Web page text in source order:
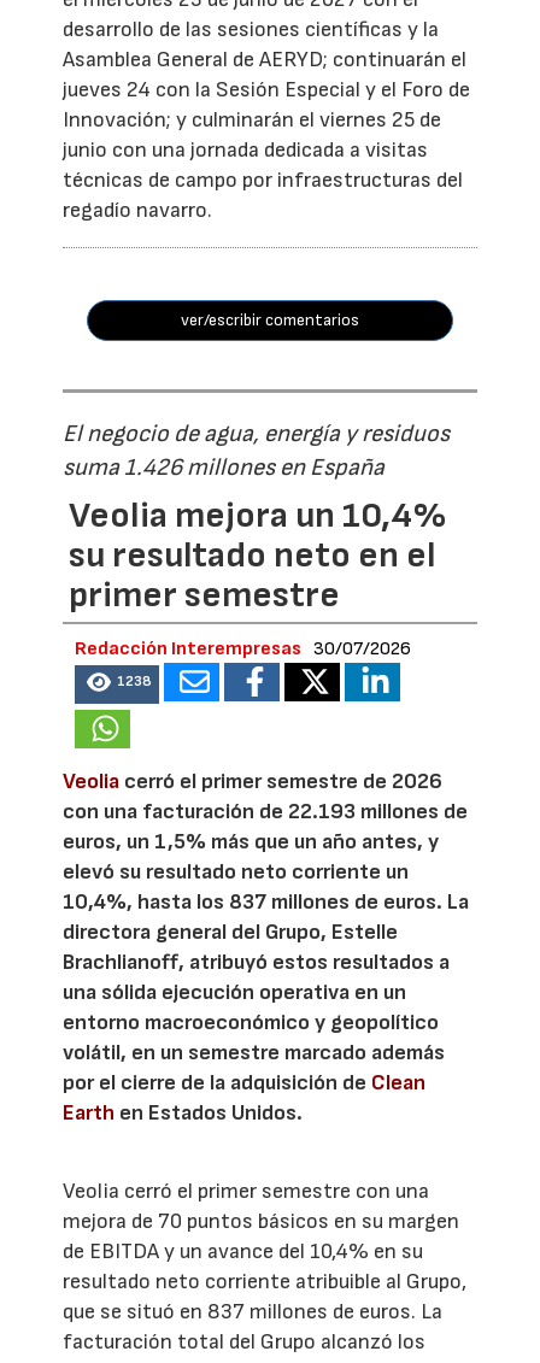
desarrollo de las sesiones científicas y la
Asamblea General de AERYD; continuarán el
jueves 24 con la Sesión Especial y el Foro de
Innovación; y culminarán el viernes 25 de
junio con una jornada dedicada a visitas
técnicas de campo por infraestructuras del
regadío navarro.
ver/escribir comentarios
El negocio de agua, energía y residuos
suma 1.426 millones en España
Veolia mejora un 10,4%
su resultado neto en el
primer semestre
Redacción Interempresas 30/07/2026
1238
Veolia cerró el primer semestre de 2026
con una facturación de 22.193 millones de
euros, un 1,5% más que un año antes, y
elevó su resultado neto corriente un
10,4%, hasta los 837 millones de euros. La
directora general del Grupo, Estelle
Brachlianoff, atribuyó estos resultados a
una sólida ejecución operativa en un
entorno macroeconómico y geopolítico
volátil, en un semestre marcado además
por el cierre de la adquisición de Clean
Earth en Estados Unidos.
Veolia cerró el primer semestre con una
mejora de 70 puntos básicos en su margen
de EBITDA y un avance del 10,4% en su
resultado neto corriente atribuible al Grupo,
que se situó en 837 millones de euros. La
facturación total del Grupo alcanzó los